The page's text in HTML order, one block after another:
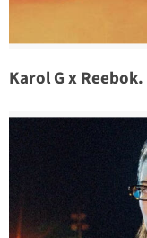
Karol G x Reebok.